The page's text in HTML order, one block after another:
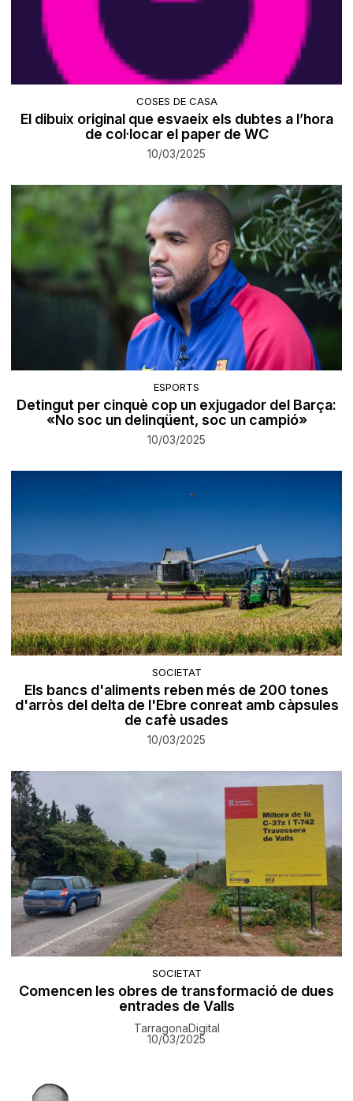
COSES DE CASA
El dibuix original que esvaeix els dubtes a l’hora
de col·locar el paper de WC
10/03/2025
ESPORTS
Detingut per cinquè cop un exjugador del Barça:
«No soc un delinqüent, soc un campió»
10/03/2025
SOCIETAT
Els bancs d'aliments reben més de 200 tones
d'arròs del delta de l'Ebre conreat amb càpsules
de cafè usades
10/03/2025
SOCIETAT
Comencen les obres de transformació de dues
entrades de Valls
TarragonaDigital
10/03/2025